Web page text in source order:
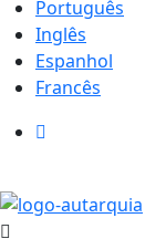
Português
Inglês
Espanhol
Francês